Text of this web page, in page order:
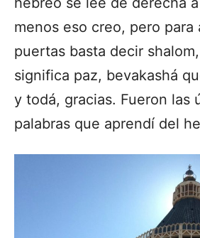
menos eso creo, pero para
puertas basta decir
significa paz, bevakashá
y todá, gracias. Fueron las
palabras que aprendí del